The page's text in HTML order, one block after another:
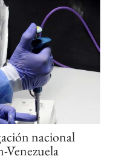
nacional
Venezuela